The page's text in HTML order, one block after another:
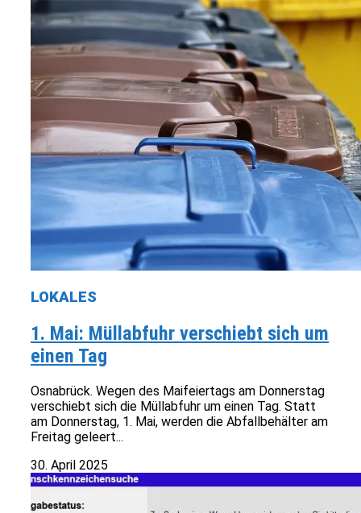
LOKALES
1. Mai: Müllabfuhr verschiebt sich um
einen Tag
Osnabrück. Wegen des Maifeiertags am Donnerstag
verschiebt sich die Müllabfuhr um einen Tag. Statt
am Donnerstag, 1. Mai, werden die Abfallbehälter am
Freitag geleert...
30. April 2025